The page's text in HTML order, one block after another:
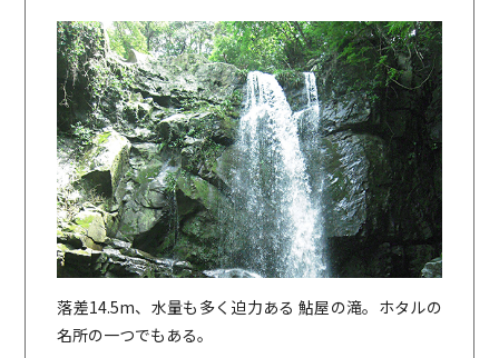
落差14.5m、水量も多く迫力ある 鮎屋の滝。ホタルの
名所の一つでもある。